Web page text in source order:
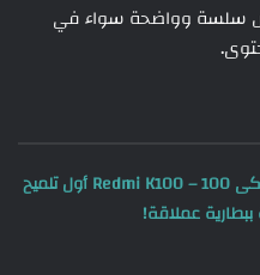
عرض سلسة وواضحة سواء في
شاومي ريدمي كى 100 – Redmi K100 أول تلميح
عملاقة!